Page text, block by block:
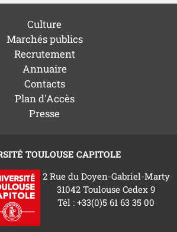
Culture
Marchés publics
Recrutement
Annuaire
Contacts
Plan d'Accès
Presse
TOULOUSE CAPITOLE
2 Rue du Doyen-Gabriel-Marty
31042 Toulouse Cedex 9
Tél : +33(0)5 61 63 35 00